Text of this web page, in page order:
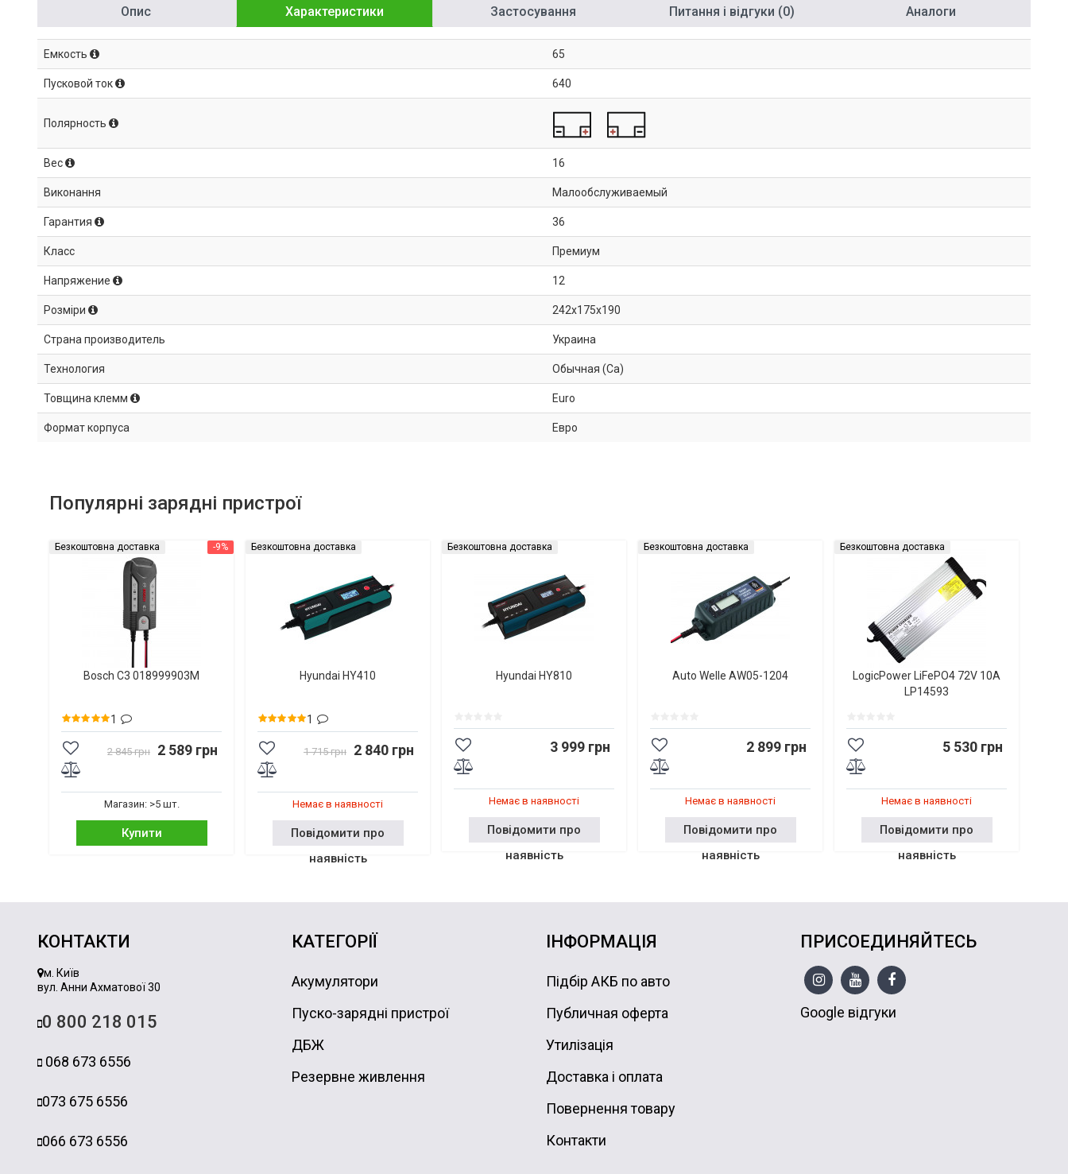
Опис Характеристики Застосування Питання і відгуки (0) Аналоги
Емкость 65
Пусковой ток 640
Полярность
Вес 16
Виконання Малообслуживаемый
Гарантия 36
Класс Премиум
Напряжение 12
Розміри 242x175x190
Страна производитель Украина
Технология Обычная (Ca)
Товщина клемм Euro
Формат корпуса Евро
Популярні зарядні пристрої
-9%
Безкоштовна доставка
Bosch C3 018999903M
1
2 845 грн 2 589 грн
Магазин: >5 шт.
Купити
Безкоштовна доставка
Hyundai HY410
1
1 715 грн 2 840 грн
Немає в наявності
Повідомити про
наявність
Безкоштовна доставка
Hyundai HY810
3 999 грн
Немає в наявності
Повідомити про
наявність
Безкоштовна доставка
Auto Welle AW05-1204
2 899 грн
Немає в наявності
Повідомити про
наявність
Безкоштовна доставка
LogicPower LiFePO4 72V 10A
LP14593
5 530 грн
Немає в наявності
Повідомити про
наявність
КОНТАКТИ
м. Київ
вул. Анни Ахматової 30
0 800 218 015
068 673 6556
073 675 6556
066 673 6556
КАТЕГОРІЇ
Акумулятори
Пуско-зарядні пристрої
ДБЖ
Резервне живлення
ІНФОРМАЦІЯ
Підбір АКБ по авто
Публичная оферта
Утилізація
Доставка і оплата
Повернення товару
Контакти
ПРИСОЕДИНЯЙТЕСЬ
Google відгуки